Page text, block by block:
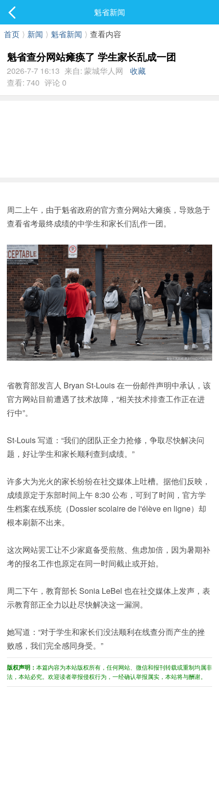
最新发表
魁省新闻
首页 ⟩ 新闻 ⟩ 魁省新闻 ⟩ 查看内容
魁省查分网站瘫痪了 学生家长乱成一团
2026-7-7 16:13 来自: 蒙城华人网
收藏
查看: 740 评论 0
周二上午，由于魁省政府的官方查分网站大瘫痪，导致急于
查看省考最终成绩的中学生和家长们乱作一团。
省教育部发言人 Bryan St-Louis 在一份邮件声明中承认，该
官方网站目前遭遇了技术故障，“相关技术排查工作正在进
行中”。
St-Louis 写道：“我们的团队正全力抢修，争取尽快解决问
题，好让学生和家长顺利查到成绩。”
许多大为光火的家长纷纷在社交媒体上吐槽。据他们反映，
成绩原定于东部时间上午 8:30 公布，可到了时间，官方学
生档案在线系统（Dossier scolaire de l'élève en ligne）却
根本刷新不出来。
这次网站罢工让不少家庭备受煎熬、焦虑加倍，因为暑期补
考的报名工作也原定在同一时间截止或开始。
周二下午，教育部长 Sonia LeBel 也在社交媒体上发声，表
示教育部正全力以赴尽快解决这一漏洞。
她写道：“对于学生和家长们没法顺利在线查分而产生的挫
败感，我们完全感同身受。”
版权声明： 本篇内容为本站版权所有，任何网站、微信和报刊转载或重制均属非
法，本站必究。欢迎读者举报侵权行为，一经确认举报属实，本站将与酬谢。